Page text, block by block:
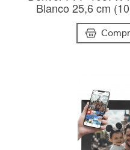
Blanco 25,6 cm